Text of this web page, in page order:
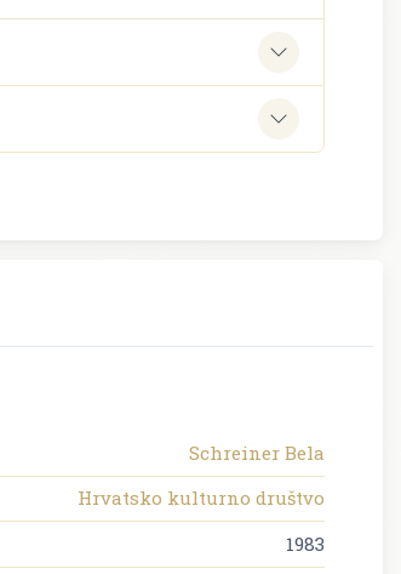
Schreiner Bela
Hrvatsko kulturno društvo
1983